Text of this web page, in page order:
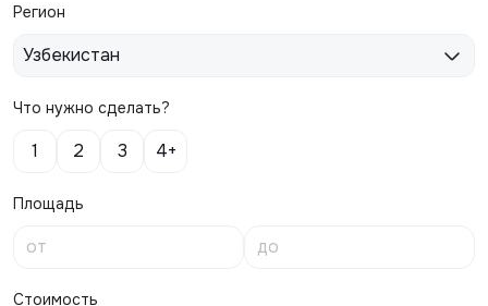
Регион
Узбекистан
Что нужно сделать?
1 2 3 4+
Площадь
Стоимость